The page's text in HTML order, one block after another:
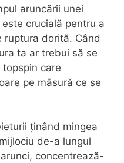
aruncării unei
crucială pentru a
ruptura dorită. Când
ta ar trebui să se
care
pe măsură ce se
ținând mingea
de-a lungul
concentrează-